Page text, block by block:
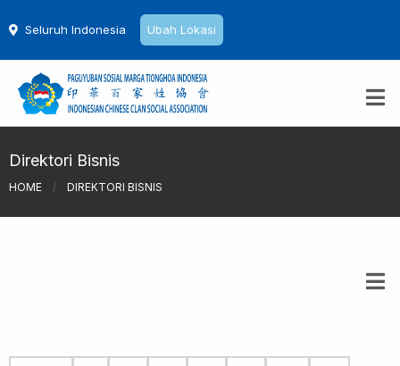
Seluruh Indonesia Ubah Lokasi
Direktori Bisnis
HOME / DIREKTORI BISNIS